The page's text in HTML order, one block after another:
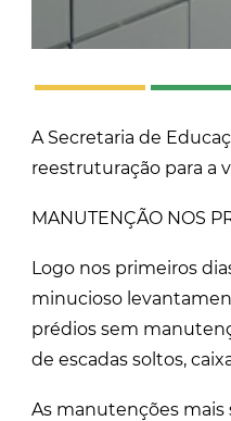
A Secretaria de
reestruturação para a
MANUTENÇÃO NOS
Logo nos primeiros
minucioso
prédios sem
de escadas soltos,
As manutenções mais